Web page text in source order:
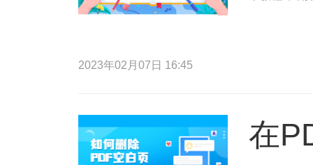
2023年02月07日 16:45
在